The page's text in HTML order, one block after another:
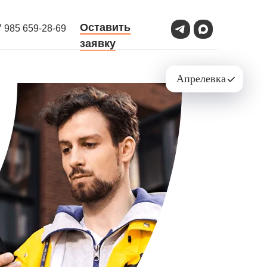
Оставить
заявку
985 659-28-69
Апрелевка